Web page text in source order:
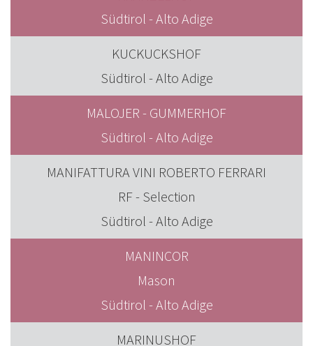
Südtirol - Alto Adige
KUCKUCKSHOF
Südtirol - Alto Adige
MALOJER - GUMMERHOF
Südtirol - Alto Adige
MANIFATTURA VINI ROBERTO FERRARI
RF - Selection
Südtirol - Alto Adige
MANINCOR
Mason
Südtirol - Alto Adige
MARINUSHOF